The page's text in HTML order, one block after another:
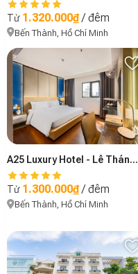
Từ 1.320.000₫/ đêm
Bến Thành, Hồ Chí Minh
A25 Luxury Hotel - Lê Thánh Tôn
Từ 1.300.000₫/ đêm
Bến Thành, Hồ Chí Minh